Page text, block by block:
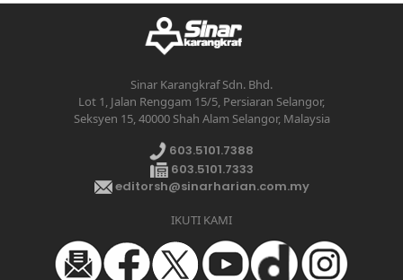
Sinar Karangkraf Sdn. Bhd.
Lot 1, Jalan Renggam 15/5, Persiaran Selangor,
Seksyen 15, 40000 Shah Alam Selangor, Malaysia
603.5101.7388
603.5101.7333
editorsh@sinarharian.com.my
IKUTI KAMI